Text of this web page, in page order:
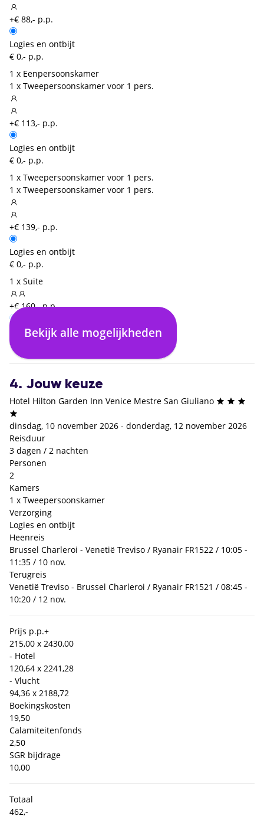
+€ 88,- p.p.
Logies en ontbijt
€ 0,- p.p.
1 x Eenpersoonskamer
1 x Tweepersoonskamer voor 1 pers.
+€ 113,- p.p.
Logies en ontbijt
€ 0,- p.p.
1 x Tweepersoonskamer voor 1 pers.
1 x Tweepersoonskamer voor 1 pers.
+€ 139,- p.p.
Logies en ontbijt
€ 0,- p.p.
1 x Suite
+€ 160,- p.p.
Enkel logies
€ 0,- p.p.
Logies en ontbijt
Bekijk alle mogelijkheden
4. Jouw keuze
Hotel Hilton Garden Inn Venice Mestre San Giuliano
dinsdag, 10 november 2026 - donderdag, 12 november 2026
Reisduur
3 dagen / 2 nachten
Personen
2
Kamers
1 x Tweepersoonskamer
Verzorging
Logies en ontbijt
Heenreis
Brussel Charleroi - Venetië Treviso / Ryanair FR1522 / 10:05 -
11:35 / 10 nov.
Terugreis
Venetië Treviso - Brussel Charleroi / Ryanair FR1521 / 08:45 -
10:20 / 12 nov.
Prijs p.p.+
215,00 x 2430,00
- Hotel
120,64 x 2241,28
- Vlucht
94,36 x 2188,72
Boekingskosten
19,50
Calamiteitenfonds
2,50
SGR bijdrage
10,00
Totaal
462,-